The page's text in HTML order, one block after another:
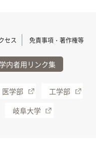
セス 免責事項・著作権等
内者用リンク集
医学部
工学部
岐阜大学